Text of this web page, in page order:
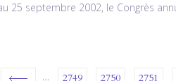
25 septembre 2002, le Congrès
… 2749 2750 2751